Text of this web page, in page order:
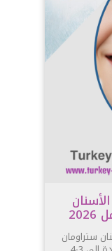
ستراومان